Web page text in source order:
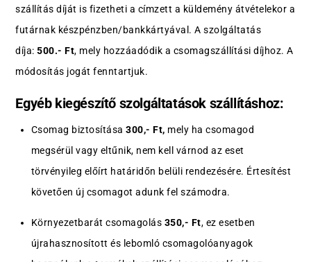
szállítás díját is fizetheti a címzett a küldemény átvételekor a
futárnak készpénzben/bankkártyával. A szolgáltatás
díja: 500.- Ft, mely hozzáadódik a csomagszállítási díjhoz. A
módosítás jogát fenntartjuk.
Egyéb kiegészítő szolgáltatások szállításhoz:
Csomag biztosítása300,- Ft, mely ha csomagod
megsérül vagy eltűnik, nem kell várnod az eset
törvényileg előírt határidőn belüli rendezésére. Értesítést
követően új csomagot adunk fel számodra.
Környezetbarát csomagolás 350,- Ft, ez esetben
újrahasznosított és lebomló csomagolóanyagok